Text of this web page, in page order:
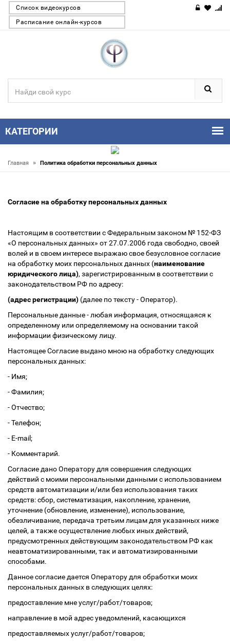
Список видеокурсов
Расписание онлайн-курсов
КАТЕГОРИИ
Главная » Политика обработки персональных данных
Согласие на обработку персональных данных
Настоящим в соответствии с Федеральным законом № 152-ФЗ
«О персональных данных» от 27.07.2006 года свободно, своей
волей и в своем интересе выражаю свое безусловное согласие
на обработку моих персональных данных (наименование
юридического лица), зарегистрированным в соответствии с
законодательством РФ по адресу:
(адрес регистрации) (далее по тексту - Оператор).
Персональные данные - любая информация, относящаяся к
определенному или определяемому на основании такой
информации физическому лицу.
Настоящее Согласие выдано мною на обработку следующих
персональных данных:
- Имя;
- Фамилия;
- Отчество;
- Телефон;
- E-mail;
- Комментарий.
Согласие дано Оператору для совершения следующих
действий с моими персональными данными с использованием
средств автоматизации и/или без использования таких
средств: сбор, систематизация, накопление, хранение,
уточнение (обновление, изменение), использование,
обезличивание, передача третьим лицам для указанных ниже
целей, а также осуществление любых иных действий,
предусмотренных действующим законодательством РФ как
неавтоматизированными, так и автоматизированными
способами.
Данное согласие дается Оператору для обработки моих
персональных данных в следующих целях:
предоставление мне услуг/работ/товаров;
направление в мой адрес уведомлений, касающихся
предоставляемых услуг/работ/товаров;